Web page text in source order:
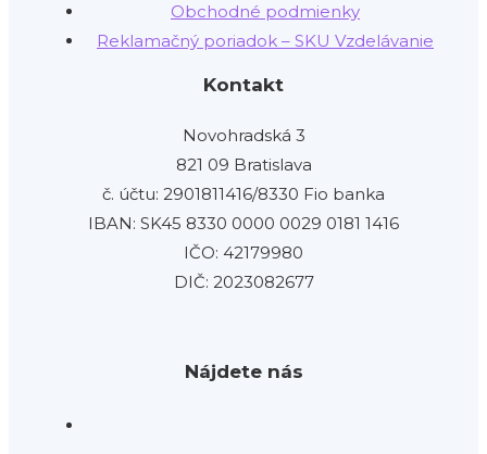
Obchodné podmienky
Reklamačný poriadok – SKU Vzdelávanie
Kontakt
Novohradská 3
821 09 Bratislava
č. účtu: 2901811416/8330 Fio banka
IBAN: SK45 8330 0000 0029 0181 1416
IČO: 42179980
DIČ: 2023082677
Nájdete nás